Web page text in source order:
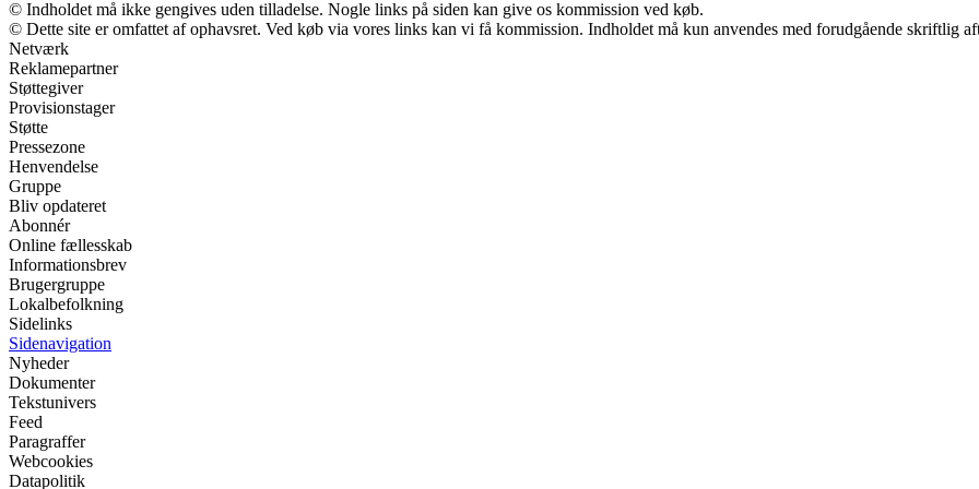
© Indholdet må ikke gengives uden tilladelse. Nogle links på siden kan give os kommission ved køb.
© Dette site er omfattet af ophavsret. Ved køb via vores links kan vi få kommission. Indholdet må kun anvendes med forudgående skriftlig
Netværk
Reklamepartner
Støttegiver
Provisionstager
Støtte
Pressezone
Henvendelse
Gruppe
Bliv opdateret
Abonnér
Online fællesskab
Informationsbrev
Brugergruppe
Lokalbefolkning
Sidelinks
Sidenavigation
Nyheder
Dokumenter
Tekstunivers
Feed
Paragraffer
Webcookies
Datapolitik